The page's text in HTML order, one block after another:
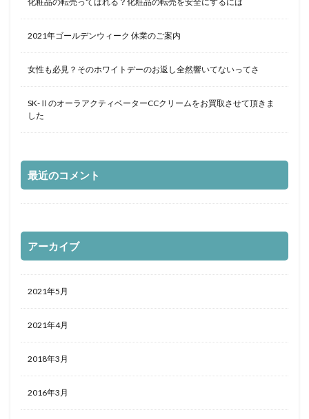
2021年ゴールデンウィーク 休業のご案内
女性も必見？そのホワイトデーのお返し全然響いてないってさ
SK-ⅡのオーラアクティベーターCCクリームをお買取させて頂きま
した
最近のコメント
アーカイブ
2021年5月
2021年4月
2018年3月
2016年3月